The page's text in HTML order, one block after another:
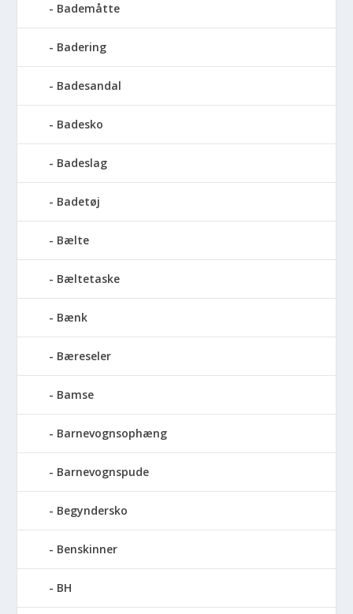
Bademåtte
Badering
Badesandal
Badesko
Badeslag
Badetøj
Bælte
Bæltetaske
Bænk
Bæreseler
Bamse
Barnevognsophæng
Barnevognspude
Begyndersko
Benskinner
BH